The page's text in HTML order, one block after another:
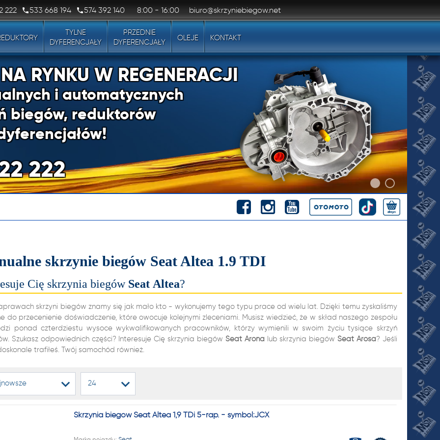
222 533 668 194 574 392 140 8:00 - 16:00 biuro@skrzyniebiegow.net
TYLNE
DYFERENCJAŁY
PRZEDNIE
DYFERENCJAŁY
OLEJE KONTAKT
222
RYNKU W REGENERACJI
i automatycznych
biegów, reduktorów
222
RYNKU W REGENERACJI
i automatycznych
biegów, reduktorów
RYNKU W REGENERACJI
i automatycznych
biegów, reduktorów
skrzynie biegów Seat Altea 1.9 TDI
Cię skrzynia biegów Seat Altea?
skrzyni biegów znamy się jak mało kto - wykonujemy tego typu prace od wielu lat. Dzięki temu zyskaliśmy
do przecenienie doświadczenie, które owocuje kolejnymi zleceniami. Musisz wiedzieć, że w skład naszego zespołu
ponad czterdziestu wysoce wykwalifikowanych pracowników, którzy wymienili w swoim życiu tysiące skrzyń
Szukasz odpowiednich części? Interesuje Cię skrzynia biegów Seat Arona lub skrzynia biegów Seat Arosa? Jeśli
trafiłeś. Twój samochód również.
24
Skrzynia biegów Seat Altea 1,9 TDi 5-rap. - symbol:JCX